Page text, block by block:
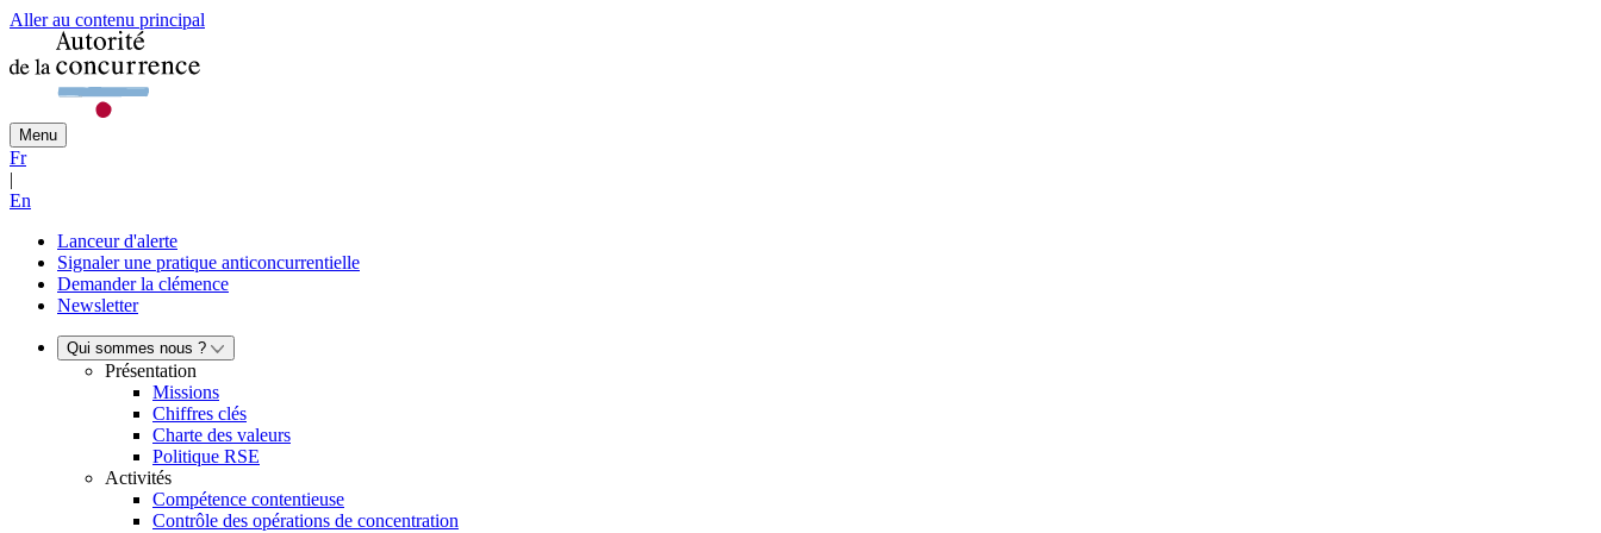
Aller au contenu principal
Menu
Fr
|
En
Lanceur d'alerte
Signaler une pratique anticoncurrentielle
Demander la clémence
Newsletter
Qui sommes nous ?
Présentation
Missions
Chiffres clés
Charte des valeurs
Politique RSE
Activités
Compétence contentieuse
Contrôle des opérations de concentration